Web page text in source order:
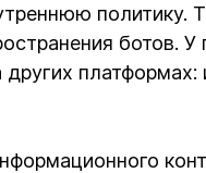
политику.
ботов.